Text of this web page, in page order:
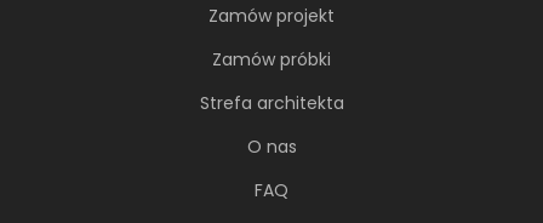
Zamów projekt
Zamów próbki
Strefa architekta
O nas
FAQ